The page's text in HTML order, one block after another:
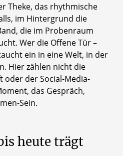
Theke, das rhythmische
im Hintergrund die
die im Probenraum
Wer die Offene Tür –
ein in eine Welt, in der
Hier zählen nicht die
oder der Social-Media-
das Gespräch,
Sein.
heute trägt